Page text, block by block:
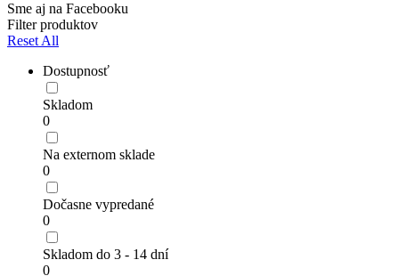
Sme aj na Facebooku
Filter produktov
Reset All
Dostupnosť
Skladom
0
Na externom sklade
0
Dočasne vypredané
0
Skladom do 3 - 14 dní
0